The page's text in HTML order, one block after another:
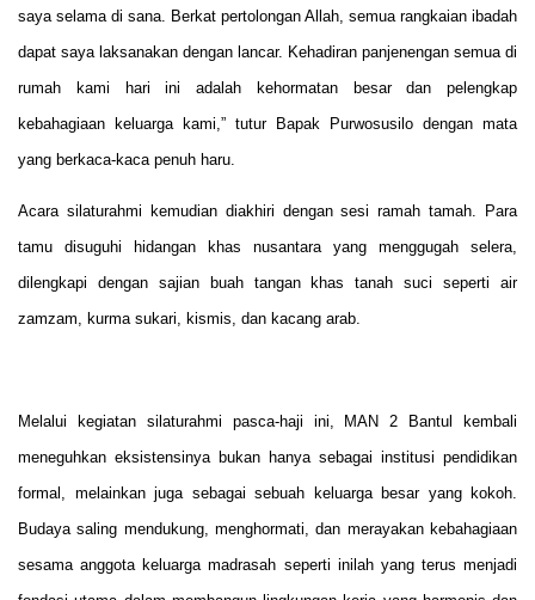
saya selama di sana. Berkat pertolongan Allah, semua rangkaian ibadah
dapat saya laksanakan dengan lancar. Kehadiran panjenengan semua di
rumah kami hari ini adalah kehormatan besar dan pelengkap
kebahagiaan keluarga kami,” tutur Bapak Purwosusilo dengan mata
yang berkaca-kaca penuh haru.
Acara silaturahmi kemudian diakhiri dengan sesi ramah tamah. Para
tamu disuguhi hidangan khas nusantara yang menggugah selera,
dilengkapi dengan sajian buah tangan khas tanah suci seperti air
zamzam, kurma sukari, kismis, dan kacang arab.
Melalui kegiatan silaturahmi pasca-haji ini, MAN 2 Bantul kembali
meneguhkan eksistensinya bukan hanya sebagai institusi pendidikan
formal, melainkan juga sebagai sebuah keluarga besar yang kokoh.
Budaya saling mendukung, menghormati, dan merayakan kebahagiaan
sesama anggota keluarga madrasah seperti inilah yang terus menjadi